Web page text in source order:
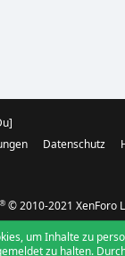
Datenschutz
® © 2010-2021 XenForo
um Inhalte zu
zu halten.